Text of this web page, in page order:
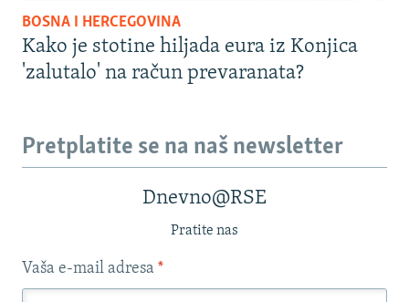
BOSNA I HERCEGOVINA
Kako je stotine hiljada eura iz Konjica
'zalutalo' na račun prevaranata?
Pretplatite se na naš newsletter
Dnevno@RSE
Pratite nas
Vaša e-mail adresa *